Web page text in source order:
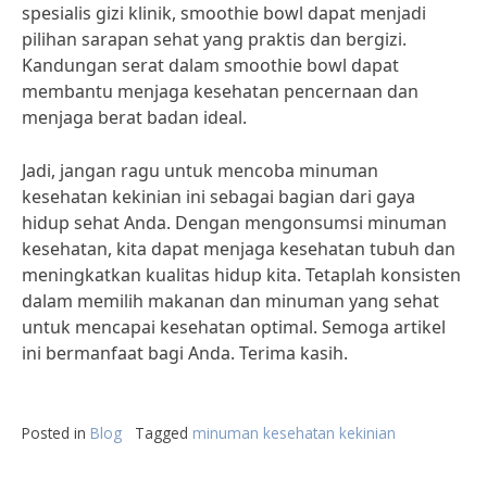
spesialis gizi klinik, smoothie bowl dapat menjadi
pilihan sarapan sehat yang praktis dan bergizi.
Kandungan serat dalam smoothie bowl dapat
membantu menjaga kesehatan pencernaan dan
menjaga berat badan ideal.
Jadi, jangan ragu untuk mencoba minuman
kesehatan kekinian ini sebagai bagian dari gaya
hidup sehat Anda. Dengan mengonsumsi minuman
kesehatan, kita dapat menjaga kesehatan tubuh dan
meningkatkan kualitas hidup kita. Tetaplah konsisten
dalam memilih makanan dan minuman yang sehat
untuk mencapai kesehatan optimal. Semoga artikel
ini bermanfaat bagi Anda. Terima kasih.
Posted in Blog Tagged minuman kesehatan kekinian